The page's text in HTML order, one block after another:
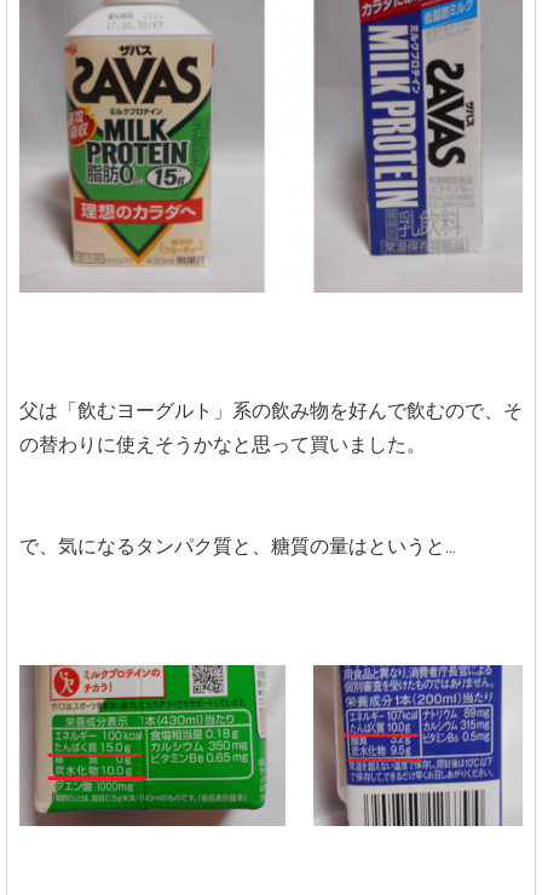
父は「飲むヨーグルト」系の飲み物を好んで飲むので、そ
の替わりに使えそうかなと思って買いました。
で、気になるタンパク質と、糖質の量はというと...